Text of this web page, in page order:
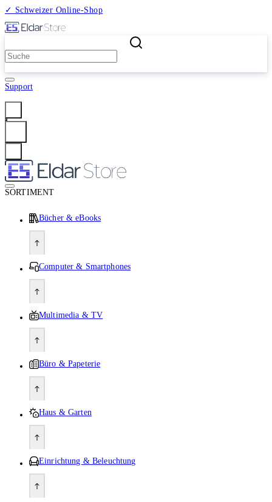
✓ Schweizer Online-Shop
Support
SORTIMENT
Bücher & eBooks
Computer & Smartphones
Multimedia & TV
Büro & Papeterie
Haus & Garten
Einrichtung & Beleuchtung